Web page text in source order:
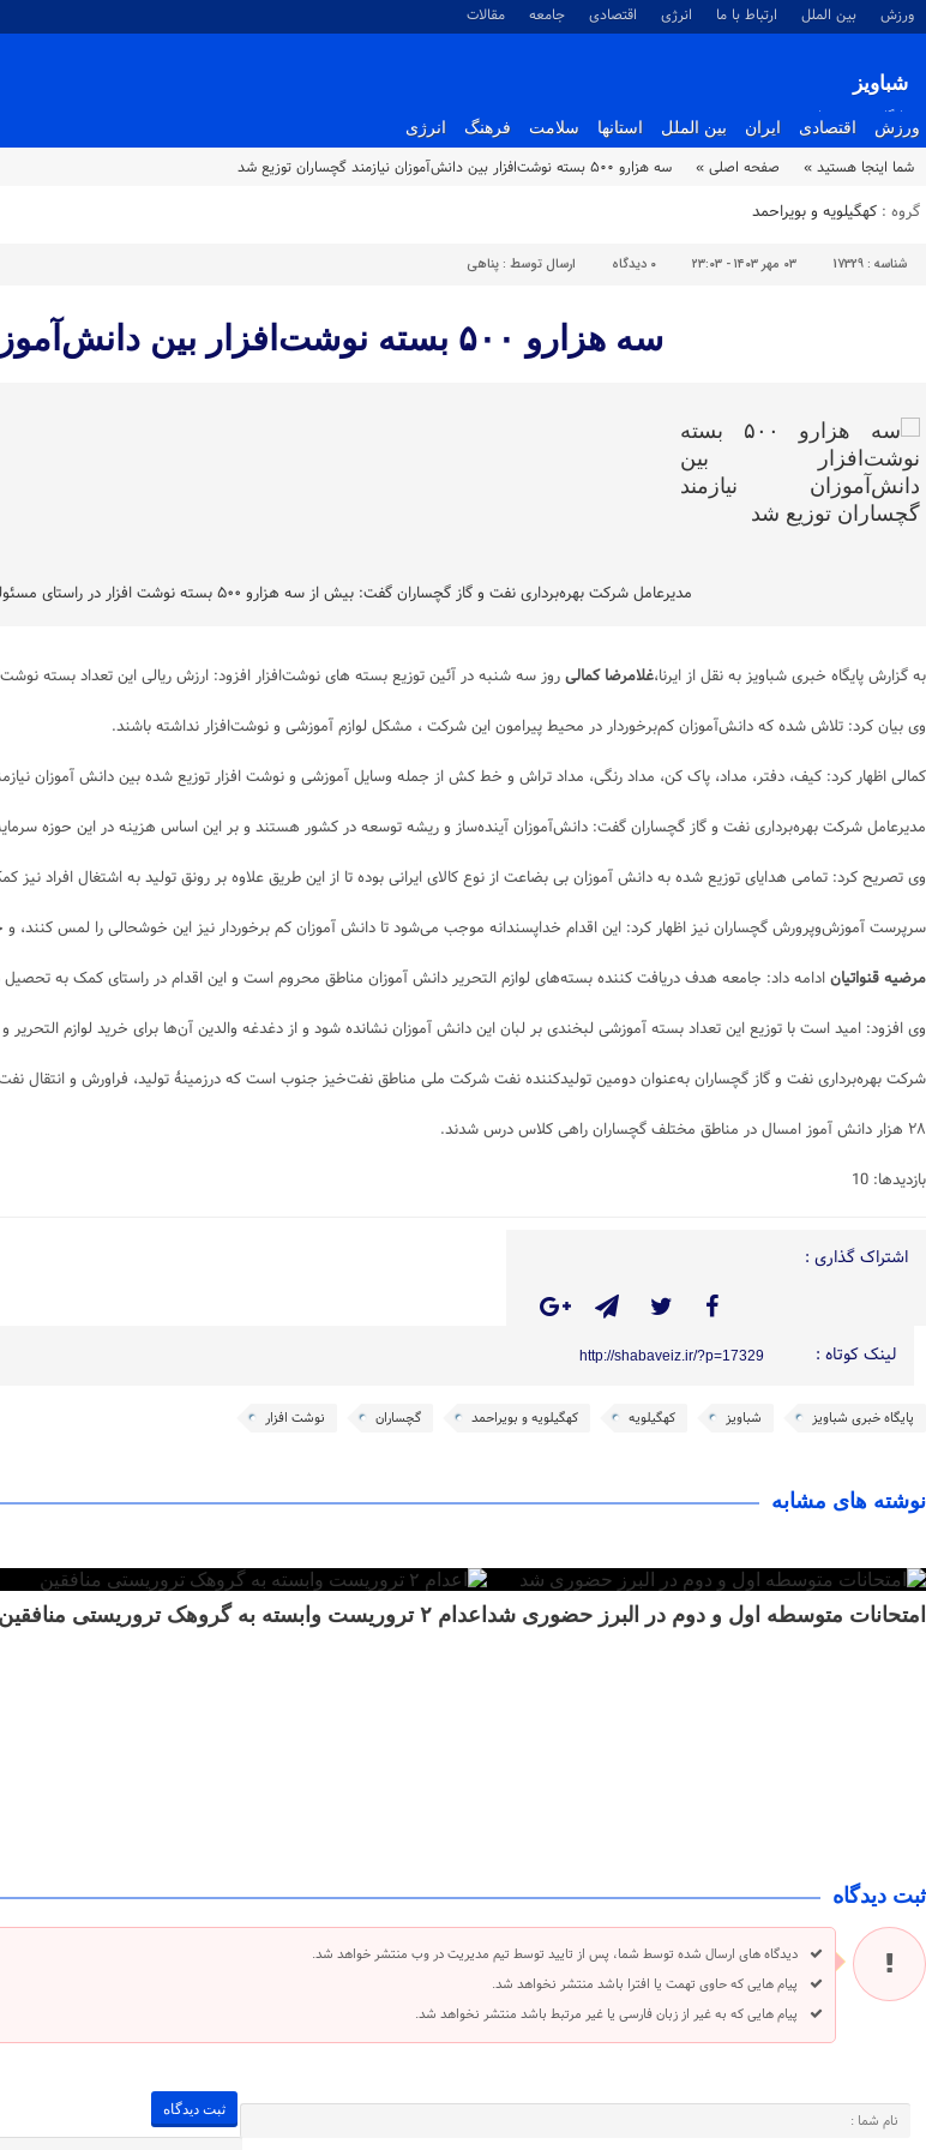
ورزش بین الملل ارتباط با ما انرژی اقتصادی جامعه مقالات
شباویز
پایگاه خبری شباویز
ورزش اقتصادی ایران بین الملل استانها سلامت فرهنگ انرژی
شما اینجا هستید » صفحه اصلی » سه هزارو ۵۰۰ بسته نوشت‌افزار بین دانش‌آموزان نیازمند گچساران توزیع شد
گروه : کهگیلویه و بویراحمد
شناسه : 17329 ۰۳ مهر ۱۴۰۳ - ۲۳:۰۳ ۰ دیدگاه ارسال توسط : پناهی
سه هزارو ۵۰۰ بسته نوشت‌افزار بین دانش‌آموزان نیازمند گچساران توزیع شد
مدیرعامل شرکت بهره‌برداری نفت و گاز گچساران گفت: بیش از سه هزارو ۵۰۰ بسته نوشت افزار در راستای مسئولیت های اجتماعی بین دانش‌آموزان روستاها و مناطق کمتر برخوردار در حوزه فعالیت این شرکت توزیع شد.
به گزارش پایگاه خبری شباویز به نقل از ایرنا،غلامرضا کمالیروز سه شنبه در آئین توزیع بسته های نوشت‌افزار افزود: ارزش ریالی این تعداد بسته نوشت‌افزار ۲۱ میلیارد
وی بیان کرد: تلاش شده که دانش‌آموزان کم‌برخوردار در محیط پیرامون این شرکت ، مشکل لوازم‌ آموزشی و نوشت‌افزار نداشته باشند.
کمالی اظهار کرد: کیف، دفتر، مداد، پاک کن، مداد رنگی، مداد تراش و خط کش از جمله وسایل آموزشی و نوشت افزار توزیع شده بین دانش آموزان
مدیرعامل شرکت بهره‌برداری نفت و گاز گچساران گفت: دانش‌آموزان آینده‌ساز و ریشه توسعه در کشور هستند و بر این اساس هزینه در این حوزه
وی تصریح کرد: تمامی هدایای توزیع شده به دانش آموزان بی بضاعت از نوع کالای ایرانی بوده تا از این طریق علاوه بر رونق تولید به اشتغال افراد
سرپرست آموزش‌وپرورش گچساران نیز اظهار کرد: این اقدام خداپسندانه موجب می‌شود تا دانش آموزان کم برخوردار نیز این خوشحالی را لمس کنند،
مرضیه قنواتیانادامه داد: جامعه هدف دریافت کننده بسته‌های لوازم التحریر دانش آموزان مناطق محروم است و این اقدام در راستای کمک به
وی افزود: امید است با توزیع این تعداد بسته آموزشی لبخندی بر لبان این دانش آموزان نشانده شود و از دغدغه والدین آن‌ها برای خرید لوازم
شرکت بهره‌برداری نفت و گاز گچساران به‌عنوان دومین تولیدکننده نفت شرکت ملی مناطق نفت‌خیز جنوب است که درزمینهٔ تولید، فراورش و انتقال
۲۸ هزار دانش آموز امسال در مناطق مختلف گچساران راهی کلاس درس شدند.
بازدیدها: 10
اشتراک گذاری :
لینک کوتاه : http://shabaveiz.ir/?p=17329
پایگاه خبری شباویز شباویز کهگیلویه کهگیلویه و بویراحمد گچساران نوشت افزار
نوشته های مشابه
امتحانات متوسطه اول و دوم در البرز حضوری شد اعدام ۲ تروریست وابسته به گروهک تروریستی منافقین
ثبت دیدگاه
دیدگاه های ارسال شده توسط شما، پس از تایید توسط تیم مدیریت در وب منتشر خواهد شد.
پیام هایی که حاوی تهمت یا افترا باشد منتشر نخواهد شد.
پیام هایی که به غیر از زبان فارسی یا غیر مرتبط باشد منتشر نخواهد شد.